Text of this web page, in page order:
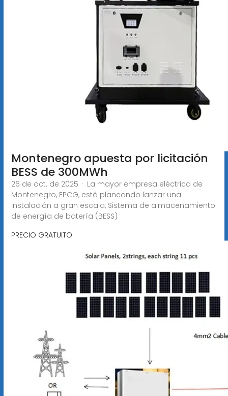
Montenegro apuesta por licitación
BESS de 300MWh
26 de oct. de 2025 · La mayor empresa eléctrica de
Montenegro, EPCG, está planeando lanzar una
instalación a gran escala, Sistema de almacenamiento
de energía de batería (BESS)
PRECIO GRATUITO